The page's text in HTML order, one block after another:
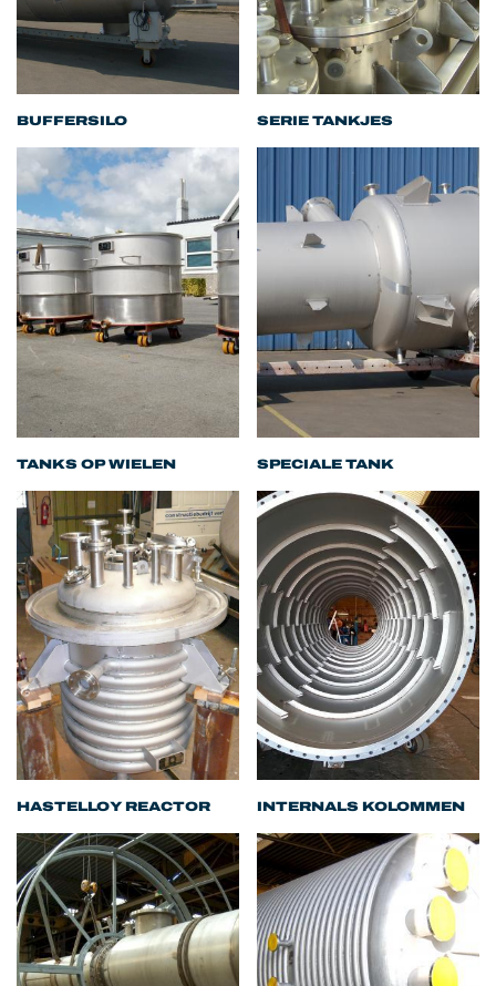
BUFFERSILO SERIE TANKJES
TANKS OP WIELEN SPECIALE TANK
HASTELLOY REACTOR INTERNALS KOLOMMEN